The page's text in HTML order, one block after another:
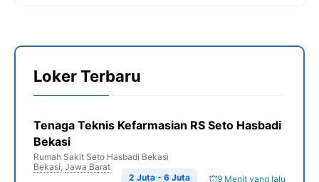
Loker Terbaru
Tenaga Teknis Kefarmasian RS Seto Hasbadi
Bekasi
Rumah Sakit Seto Hasbadi Bekasi
Bekasi, Jawa Barat
9 Menit yang lalu
2 Juta - 6 Juta